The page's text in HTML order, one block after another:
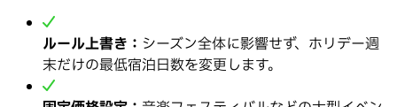
ルール上書き： シーズン全体に影響せず、ホリデー週
末だけの最低宿泊日数を変更します。